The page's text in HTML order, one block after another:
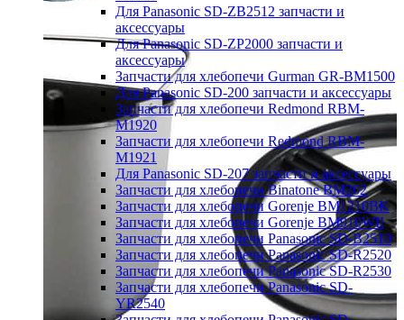
Для Panasonic SD-ZB2512 запчасти и
аксессуары
Для Panasonic SD-ZP2000 запчасти и
аксессуары
Запчасти для хлебопечи Gurman GR-BM1500
Для Panasonic SD-200 запчасти и аксессуары
Запчасти для хлебопечи Redmond RBM-
M1920
Запчасти для хлебопечи Redmond RBM-
M1921
Для Panasonic SD-207 запчасти и аксессуары
Запчасти для хлебопечи Binatone BM202
Запчасти для хлебопечи Gorenje BM1210BK
Запчасти для хлебопечи Gorenje BM910WII
Запчасти для хлебопечи Panasonic SD-B2510
Запчасти для хлебопечи Panasonic SD-R2520
Запчасти для хлебопечи Panasonic SD-R2530
Запчасти для хлебопечи Panasonic SD-
YR2540